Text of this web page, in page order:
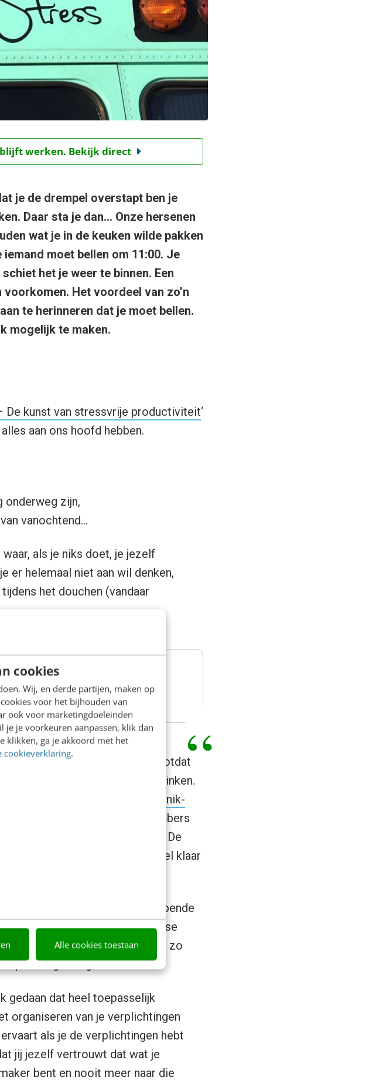
cookies
Wij, en derde partijen, maken op
voor het bijhouden van
ook voor marketingdoeleinden
je je voorkeuren aanpassen, klik dan
klikken, ga je akkoord met het
cookieverklaring.
Alle cookies toestaan
werken. Bekijk direct
je de drempel overstapt ben je
Daar sta je dan… Onze hersenen
wat je in de keuken wilde pakken
moet bellen om 11:00. Je
het je weer te binnen. Een
Het voordeel van zo’n
te herinneren dat je moet bellen.
mogelijk te maken.
De kunst van stressvrije productiviteit‘
aan ons hoofd hebben.
onderweg zijn,
vanochtend…
als je niks doet, je jezelf
er helemaal niet aan wil denken,
het douchen (vandaar
Niet omaan
willen we dat nakomen. En totdat
zo prettig is om taken af te vinken.
noemen we ook wel het
Zeigarnik-
was de waarneming dat obers
de tafel afgerekend heeft. De
komt weer vrij als de tafel klaar
slapeloze nachten of oppoppende
bent doorgaans niet aan je losse
is voor de meeste van ons niet zo
organiseren.
gedaan dat heel toepasselijk
organiseren van je verplichtingen
als je de verplichtingen hebt
jij jezelf vertrouwt dat wat je
bent en nooit meer naar die